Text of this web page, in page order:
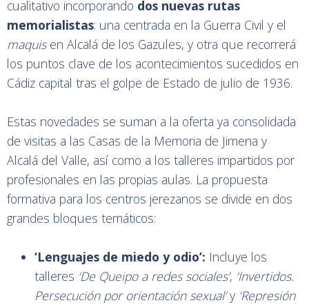
cualitativo incorporando dos nuevas rutas
memorialistas: una centrada en la Guerra Civil y el
maquisen Alcalá de los Gazules, y otra que recorrerá
los puntos clave de los acontecimientos sucedidos en
Cádiz capital tras el golpe de Estado de julio de 1936.
Estas novedades se suman a la oferta ya consolidada
de visitas a las Casas de la Memoria de Jimena y
Alcalá del Valle, así como a los talleres impartidos por
profesionales en las propias aulas. La propuesta
formativa para los centros jerezanos se divide en dos
grandes bloques temáticos:
‘Lenguajes de miedo y odio’: Incluye los
talleres ‘De Queipo a redes sociales’, ‘Invertidos.
Persecución por orientación sexual’y ‘Represión